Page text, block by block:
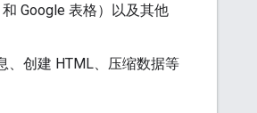
Google 表格）以及其他
、创建 HTML、压缩数据等